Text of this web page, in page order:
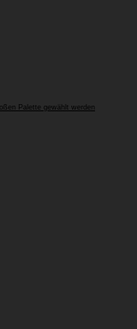
Palette gewählt werden